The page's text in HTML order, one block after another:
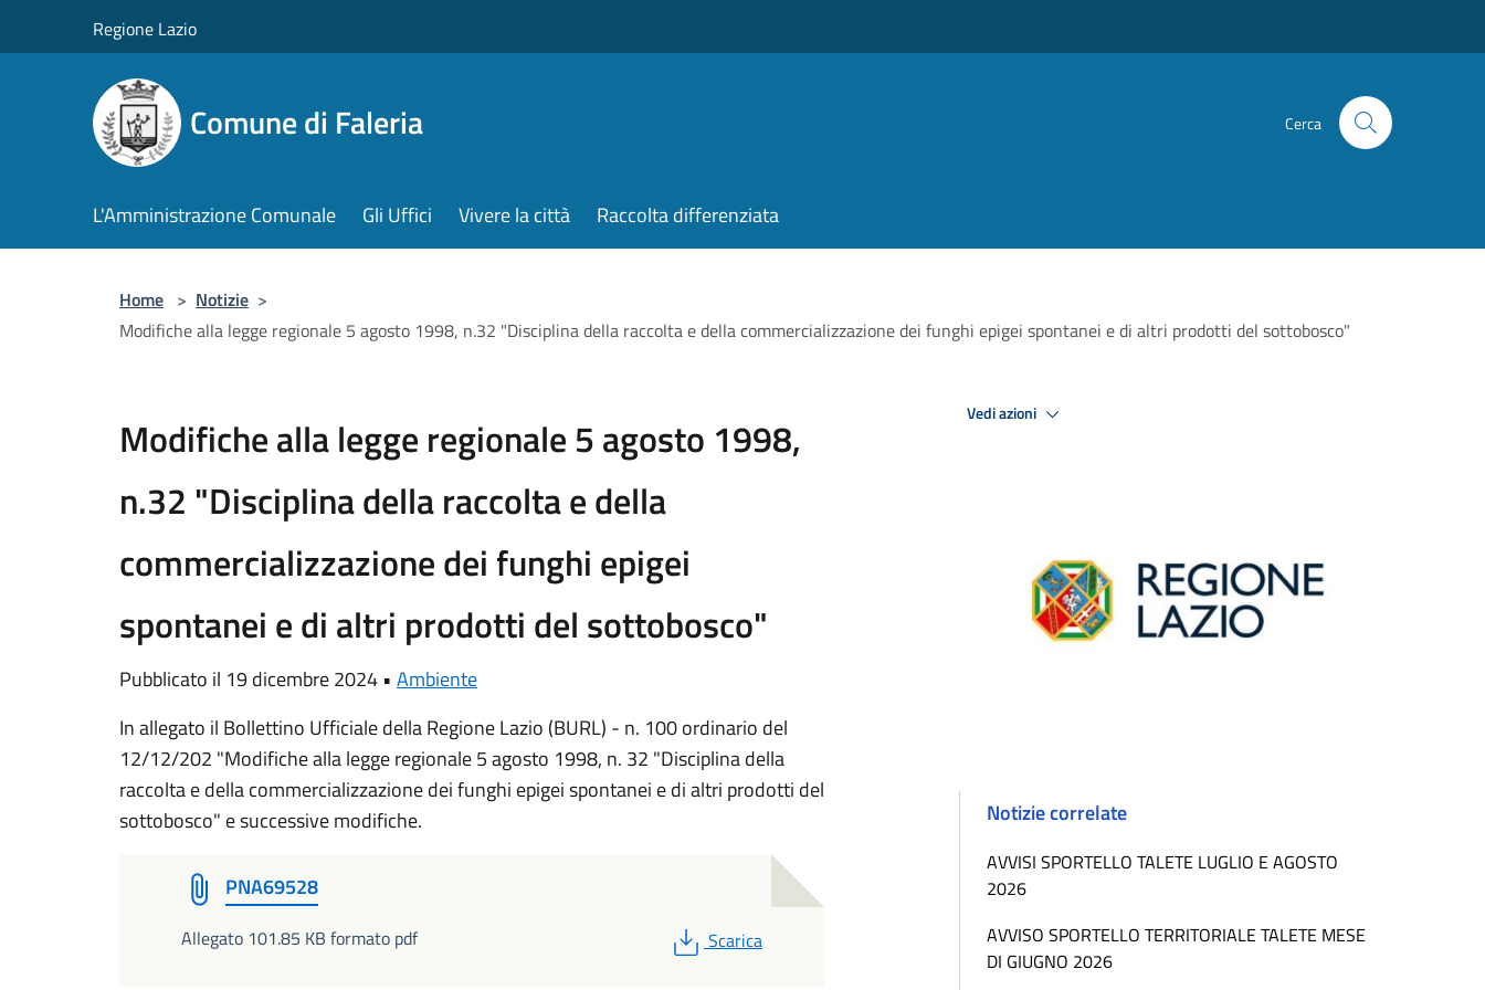
Regione Lazio
Comune di Faleria Cerca
L'Amministrazione Comunale Gli Uffici Vivere la città Raccolta differenziata
Home > Notizie >
Modifiche alla legge regionale 5 agosto 1998, n.32 "Disciplina della raccolta e della commercializzazione dei funghi epigei spontanei e di altri prodotti del sottobosco"
Modifiche alla legge regionale 5 agosto 1998,
n.32 "Disciplina della raccolta e della
commercializzazione dei funghi epigei
spontanei e di altri prodotti del sottobosco"
Pubblicato il 19 dicembre 2024 • Ambiente
In allegato il Bollettino Ufficiale della Regione Lazio (BURL) - n. 100 ordinario del
12/12/202 "Modifiche alla legge regionale 5 agosto 1998, n. 32 "Disciplina della
raccolta e della commercializzazione dei funghi epigei spontanei e di altri prodotti del
sottobosco" e successive modifiche.
PNA69528
Allegato 101.85 KB formato pdf PDF
Scarica
Vedi azioni
Notizie correlate
AVVISI SPORTELLO TALETE LUGLIO E AGOSTO
2026
AVVISO SPORTELLO TERRITORIALE TALETE MESE
DI GIUGNO 2026